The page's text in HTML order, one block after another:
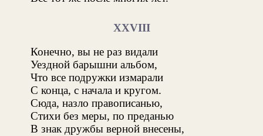
XXVIII
Конечно, вы не раз видали
Уездной барышни альбом,
Что все подружки измарали
С конца, с начала и кругом.
Сюда, назло правописанью,
Стихи без меры, по преданью
В знак дружбы верной внесены,